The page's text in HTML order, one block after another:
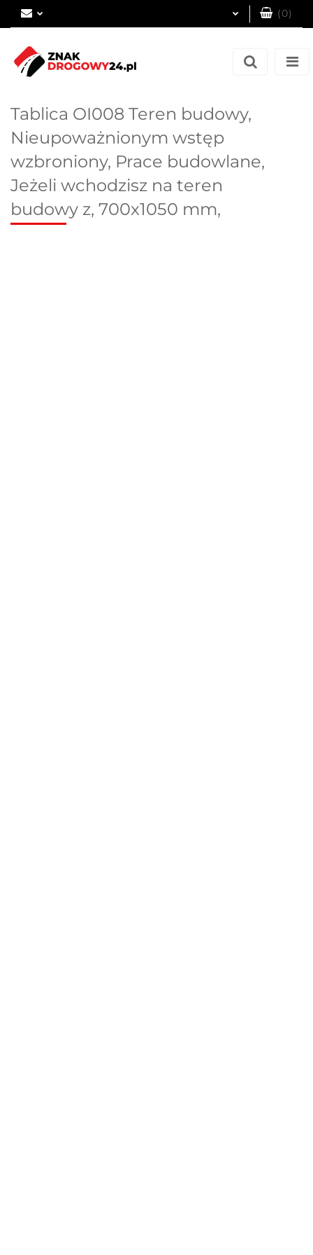
(0)
Tablica OI008 Teren budowy,
Nieupoważnionym wstęp
wzbroniony, Prace budowlane,
Jeżeli wchodzisz na teren
budowy z, 700x1050 mm,